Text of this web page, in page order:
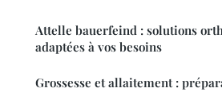
Attelle bauerfeind : solutions
adaptées à vos besoins
Grossesse et allaitement :